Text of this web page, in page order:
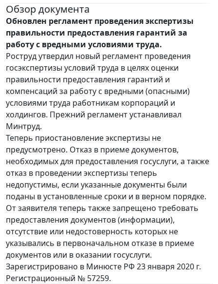
Обзор документа
Обновлен регламент проведения экспертизы
правильности предоставления гарантий за
работу с вредными условиями труда.
Роструд утвердил новый регламент проведения
госэкспертизы условий труда в целях оценки
правильности предоставления гарантий и
компенсаций за работу с вредными (опасными)
условиями труда работникам корпораций и
холдингов. Прежний регламент устанавливал
Минтруд.
Теперь приостановление экспертизы не
предусмотрено. Отказ в приеме документов,
необходимых для предоставления госуслуги, а также
отказ в проведении экспертизы теперь
недопустимы, если указанные документы были
поданы в установленные сроки и в верном порядке.
От заявителя теперь также запрещено требовать
предоставления документов (информации),
отсутствие или недостоверность которых не
указывались в первоначальном отказе в приеме
документов или в оказании госуслуги.
Зарегистрировано в Минюсте РФ 23 января 2020 г.
Регистрационный № 57259.